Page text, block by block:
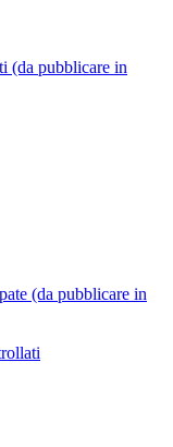
(da pubblicare in
(da pubblicare in